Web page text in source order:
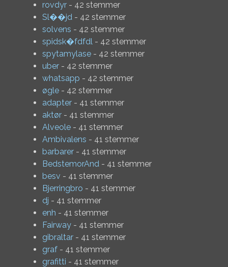
rovdyr - 42 stemmer
Sl��jd - 42 stemmer
solvens - 42 stemmer
spidsk�fdfdl - 42 stemmer
spytamylase - 42 stemmer
uber - 42 stemmer
whatsapp - 42 stemmer
øgle - 42 stemmer
adapter - 41 stemmer
aktør - 41 stemmer
Alveole - 41 stemmer
Ambivalens - 41 stemmer
barbarer - 41 stemmer
BedstemorAnd - 41 stemmer
besv - 41 stemmer
Bjerringbro - 41 stemmer
dj - 41 stemmer
enh - 41 stemmer
Fairway - 41 stemmer
gibraltar - 41 stemmer
graf - 41 stemmer
grafitti - 41 stemmer